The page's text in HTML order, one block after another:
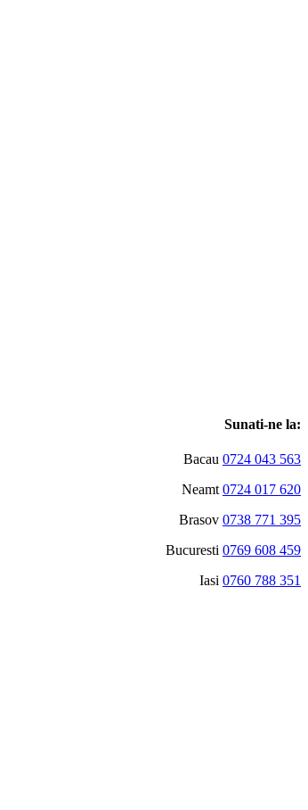
Sunati-ne la:
Bacau 0724 043 563
Neamt0724 017 620
Brasov 0738 771 395
Bucuresti 0769 608 459
Iasi 0760 788 351